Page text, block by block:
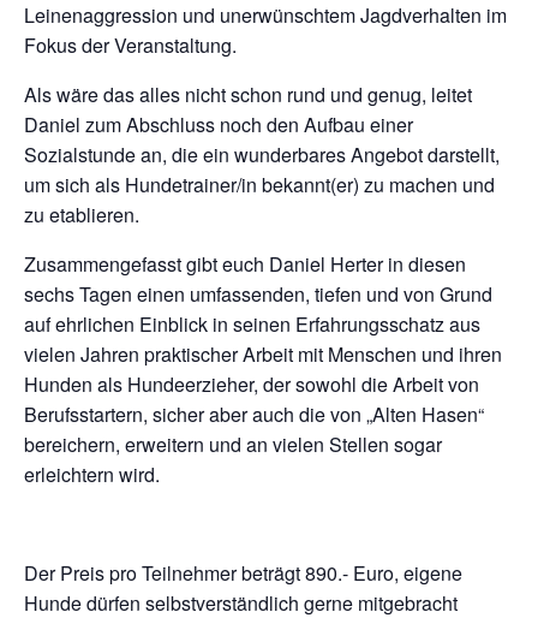
Leinenaggression und unerwünschtem Jagdverhalten im
Fokus der Veranstaltung.
Als wäre das alles nicht schon rund und genug, leitet
Daniel zum Abschluss noch den Aufbau einer
Sozialstunde an, die ein wunderbares Angebot darstellt,
um sich als Hundetrainer/in bekannt(er) zu machen und
zu etablieren.
Zusammengefasst gibt euch Daniel Herter in diesen
sechs Tagen einen umfassenden, tiefen und von Grund
auf ehrlichen Einblick in seinen Erfahrungsschatz aus
vielen Jahren praktischer Arbeit mit Menschen und ihren
Hunden als Hundeerzieher, der sowohl die Arbeit von
Berufsstartern, sicher aber auch die von „Alten Hasen“
bereichern, erweitern und an vielen Stellen sogar
erleichtern wird.
Der Preis pro Teilnehmer beträgt 890.- Euro, eigene
Hunde dürfen selbstverständlich gerne mitgebracht